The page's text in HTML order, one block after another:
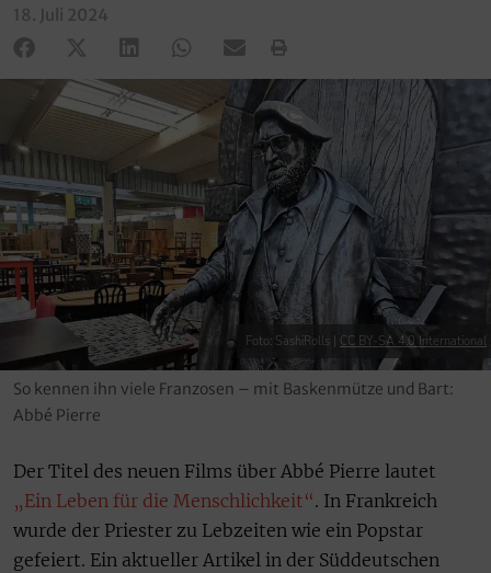
18. Juli 2024
Foto: SashiRolls | CC BY-SA 4.0 International
So kennen ihn viele Franzosen – mit Baskenmütze und Bart:
Abbé Pierre
Der Titel des neuen Films über Abbé Pierre lautet
„Ein Leben für die Menschlichkeit“. In Frankreich
wurde der Priester zu Lebzeiten wie ein Popstar
gefeiert. Ein aktueller Artikel in der Süddeutschen